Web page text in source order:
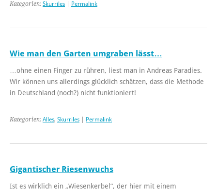
Kategorien: Skurriles Permalink
Wie man den Garten umgraben lässt…
…ohne einen Finger zu rühren, liest man in Andreas Paradies.
Wir können uns allerdings glücklich schätzen, dass die Methode
in Deutschland (noch?) nicht funktioniert!
Kategorien: Alles, Skurriles Permalink
Gigantischer Riesenwuchs
Ist es wirklich ein „Wiesenkerbel“, der hier mit einem